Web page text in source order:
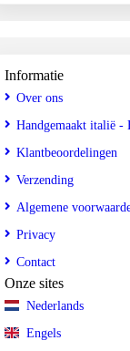
Informatie
Over ons
Handgemaakt italië -
Klantbeoordelingen
Verzending
Algemene
Privacy
Contact
Onze sites
Nederlands
Engels